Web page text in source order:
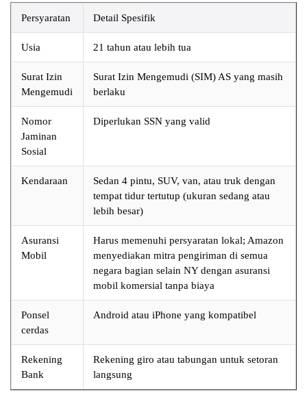
Persyaratan Detail Spesifik
Usia 21 tahun atau lebih tua
Surat Izin
Mengemudi
Surat Izin Mengemudi (SIM) AS yang masih
berlaku
Nomor
Jaminan
Sosial
Diperlukan SSN yang valid
Kendaraan
Sedan 4 pintu, SUV, van, atau truk dengan
tempat tidur tertutup (ukuran sedang atau
lebih besar)
Asuransi
Mobil
Harus memenuhi persyaratan lokal; Amazon
menyediakan mitra pengiriman di semua
negara bagian selain NY dengan asuransi
mobil komersial tanpa biaya
Ponsel
cerdas
Android atau iPhone yang kompatibel
Rekening
Bank
Rekening giro atau tabungan untuk setoran
langsung